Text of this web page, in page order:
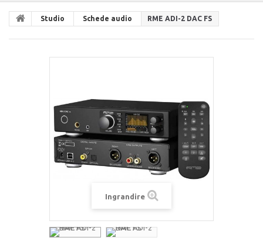
Studio Schede audio RME ADI-2 DAC FS
Ingrandire